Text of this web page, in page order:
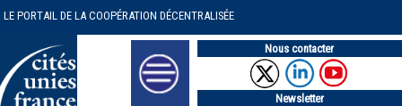
LE PORTAIL DE LA COOPÉRATION DÉCENTRALISÉE
Nous contacter
Newsletter